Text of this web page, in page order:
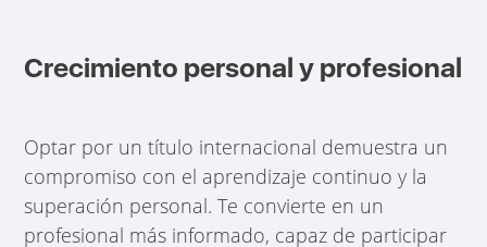
Crecimiento personal y profesional
Optar por un título internacional demuestra un
compromiso con el aprendizaje continuo y la
superación personal. Te convierte en un
profesional más informado, capaz de participar